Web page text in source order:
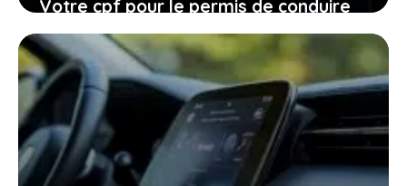
Votre cpf pour le permis de conduire
expire en 2026, ne laissez pas filer
cette ultime chance
27 janvier 2026